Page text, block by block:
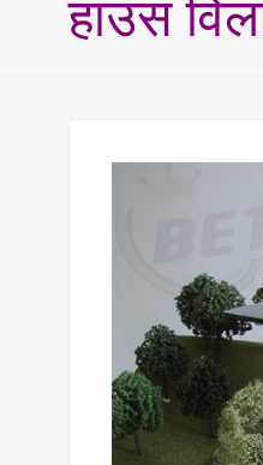
हाउस